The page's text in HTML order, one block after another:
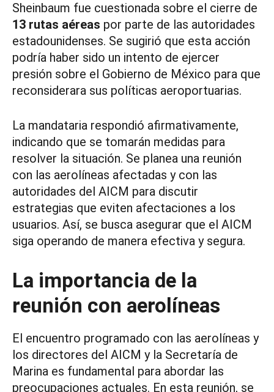
Sheinbaum fue cuestionada sobre el cierre de
13 rutas aéreas por parte de las autoridades
estadounidenses. Se sugirió que esta acción
podría haber sido un intento de ejercer
presión sobre el Gobierno de México para que
reconsiderara sus políticas aeroportuarias.
La mandataria respondió afirmativamente,
indicando que se tomarán medidas para
resolver la situación. Se planea una reunión
con las aerolíneas afectadas y con las
autoridades del AICM para discutir
estrategias que eviten afectaciones a los
usuarios. Así, se busca asegurar que el AICM
siga operando de manera efectiva y segura.
La importancia de la
reunión con aerolíneas
El encuentro programado con las aerolíneas y
los directores del AICM y la Secretaría de
Marina es fundamental para abordar las
preocupaciones actuales. En esta reunión, se